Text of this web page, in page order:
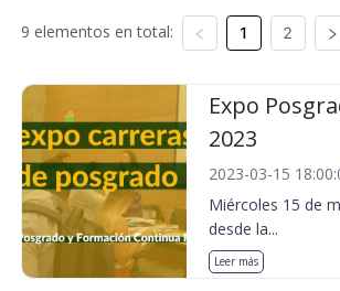
9 elementos en total: 1 2
Expo
2023
2023-03-15
Miércoles 15 de
desde la...
Leer más